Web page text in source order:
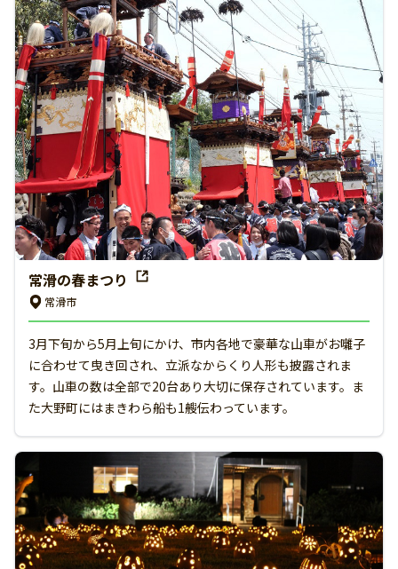
常滑の春まつり
常滑市
3月下旬から5月上旬にかけ、市内各地で豪華な山車がお囃子
に合わせて曳き回され、立派なからくり人形も披露されま
す。山車の数は全部で20台あり大切に保存されています。ま
た大野町にはまきわら船も1艘伝わっています。